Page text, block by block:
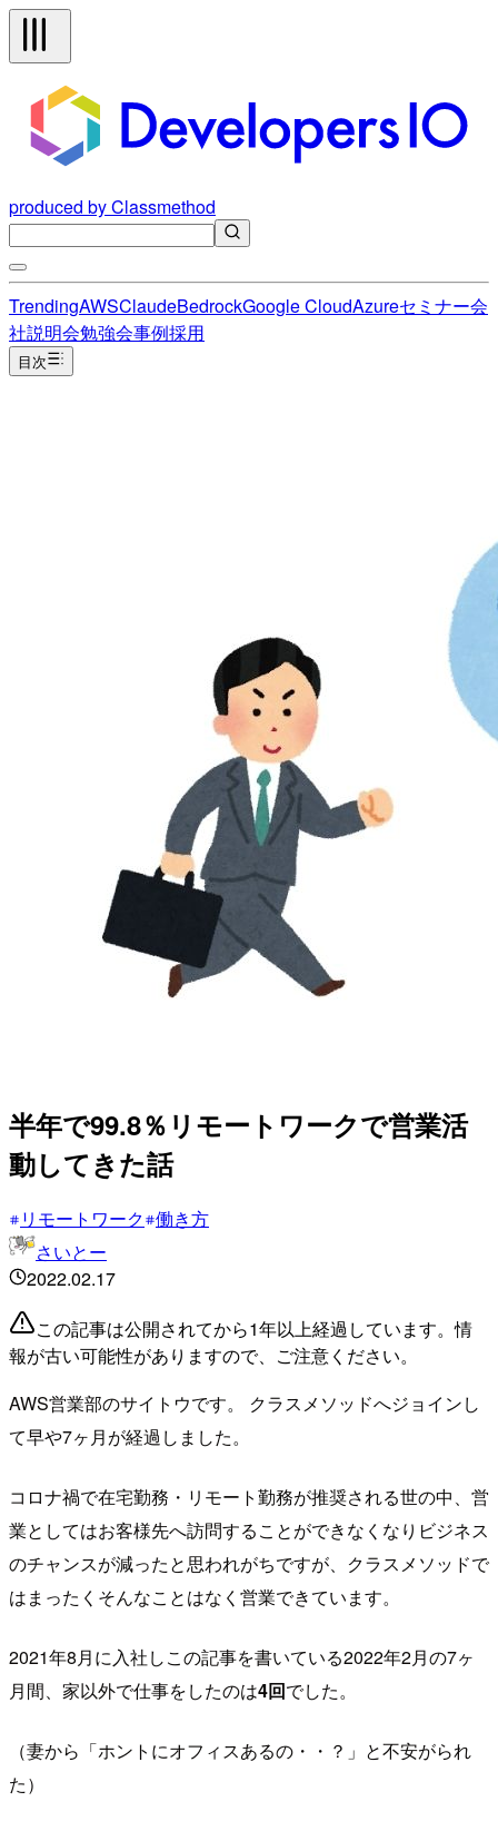
produced by Classmethod
TrendingAWSClaudeBedrockGoogle CloudAzureセミナー会
社説明会勉強会事例採用
目次
半年で99.8％リモートワークで営業活
動してきた話
リモートワーク 働き方
さいとー
2022.02.17
この記事は公開されてから1年以上経過しています。情
報が古い可能性がありますので、ご注意ください。
AWS営業部のサイトウです。 クラスメソッドへジョインし
て早や7ヶ月が経過しました。
コロナ禍で在宅勤務・リモート勤務が推奨される世の中、営
業としてはお客様先へ訪問することができなくなりビジネス
のチャンスが減ったと思われがちですが、クラスメソッドで
はまったくそんなことはなく営業できています。
2021年8月に入社しこの記事を書いている2022年2月の7ヶ
月間、家以外で仕事をしたのは4回でした。
（妻から「ホントにオフィスあるの・・？」と不安がられ
た）